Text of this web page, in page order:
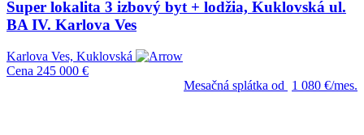
Super lokalita 3 izbový byt + lodžia, Kuklovská ul.
BA IV. Karlova Ves
Karlova Ves, Kuklovská
Cena 245 000 €
Mesačná splátka od
1 080 €/mes.